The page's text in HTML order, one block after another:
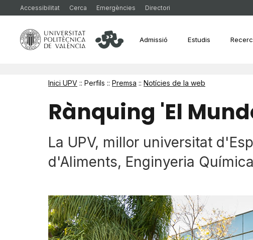
Accessibilitat Cerca Emergències Directori
Admissió Estudis
Inici UPV :: Perfils :: Premsa :: Notícies de la web
Rànquing 'El
La UPV, millor universitat
d'Aliments, Enginyeria